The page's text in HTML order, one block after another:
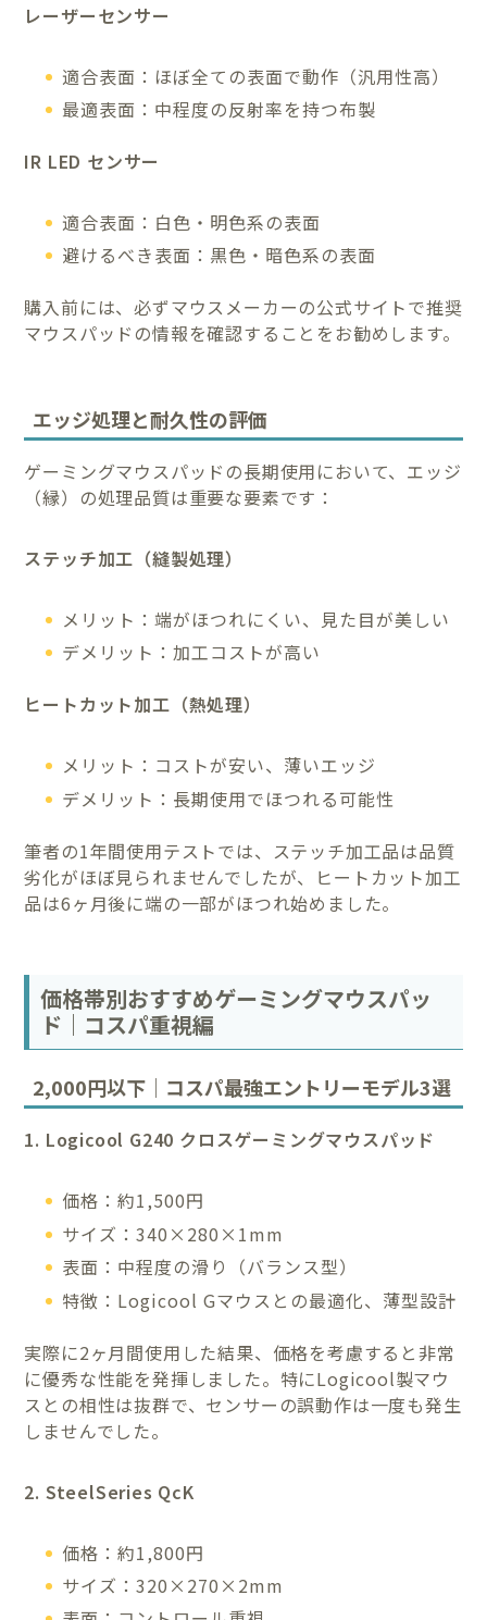
レーザーセンサー
適合表面：ほぼ全ての表面で動作（汎用性高）
最適表面：中程度の反射率を持つ布製
IR LED センサー
適合表面：白色・明色系の表面
避けるべき表面：黒色・暗色系の表面
購入前には、必ずマウスメーカーの公式サイトで推奨
マウスパッドの情報を確認することをお勧めします。
エッジ処理と耐久性の評価
ゲーミングマウスパッドの長期使用において、エッジ
（縁）の処理品質は重要な要素です：
ステッチ加工（縫製処理）
メリット：端がほつれにくい、見た目が美しい
デメリット：加工コストが高い
ヒートカット加工（熱処理）
メリット：コストが安い、薄いエッジ
デメリット：長期使用でほつれる可能性
筆者の1年間使用テストでは、ステッチ加工品は品質
劣化がほぼ見られませんでしたが、ヒートカット加工
品は6ヶ月後に端の一部がほつれ始めました。
価格帯別おすすめゲーミングマウスパッ
ド｜コスパ重視編
2,000円以下｜コスパ最強エントリーモデル3選
1. Logicool G240 クロスゲーミングマウスパッド
価格：約1,500円
サイズ：340×280×1mm
表面：中程度の滑り（バランス型）
特徴：Logicool Gマウスとの最適化、薄型設計
実際に2ヶ月間使用した結果、価格を考慮すると非常
に優秀な性能を発揮しました。特にLogicool製マウ
スとの相性は抜群で、センサーの誤動作は一度も発生
しませんでした。
2. SteelSeries QcK
価格：約1,800円
サイズ：320×270×2mm